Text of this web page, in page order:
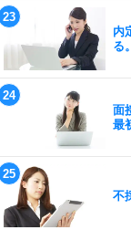
内
る。
面
最
不